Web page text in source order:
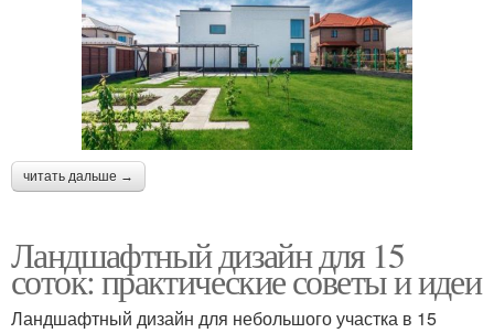
читать дальше →
Ландшафтный дизайн для 15
соток: практические советы и идеи
Ландшафтный дизайн для небольшого участка в 15